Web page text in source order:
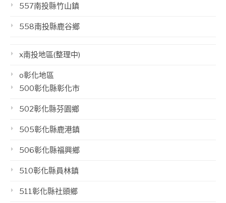
557南投縣竹山鎮
558南投縣鹿谷鄉
x南投地區(整理中)
o彰化地區
500彰化縣彰化市
502彰化縣芬園鄉
505彰化縣鹿港鎮
506彰化縣福興鄉
510彰化縣員林鎮
511彰化縣社頭鄉